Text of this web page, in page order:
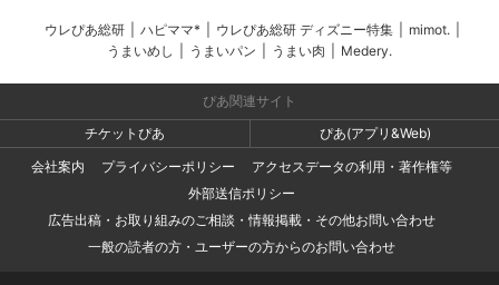
ウレぴあ総研 ハピママ* ウレぴあ総研 ディズニー特集 mimot.
うまいめし
うまいパン うまい肉 Medery.
ぴあ関連サイト
チケットぴあ
ぴあ(アプリ&Web)
会社案内
プライバシーポリシー
アクセスデータの利用・著作権等
外部送信ポリシー
広告出稿・お取り組みのご相談・情報掲載・その他お問い合わせ
一般の読者の方・ユーザーの方からのお問い合わせ